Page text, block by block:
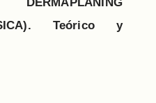
Teórico y